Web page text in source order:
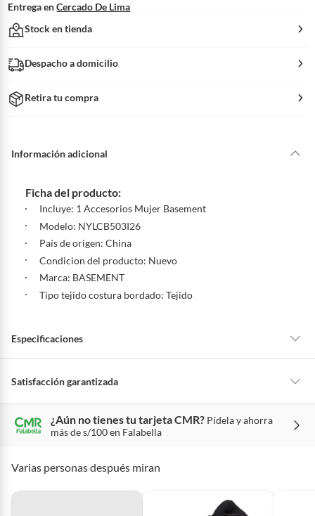
Entrega en Cercado De Lima
Stock en tienda
Despacho a domicilio
Retira tu compra
Información adicional
Ficha del producto:
Incluye: 1 Accesorios Mujer Basement
Modelo: NYLCB503I26
País de origen: China
Condicion del producto: Nuevo
Marca: BASEMENT
Tipo tejido costura bordado: Tejido
Especificaciones
Tipo tejido costura
Modelo NYLCB503I26
Satisfacción garantizada
La mayoría de los productos tienen30 días desde que los recibes para
hacer una devolución.
Conoce cuáles son:
48 horas: cemento, mezclas de hormigón, morteros, yeso y otros
¿Aún no tienes tu tarjeta CMR? Pídela y ahorra
más de s/100 en Falabella
Varias personas después miran